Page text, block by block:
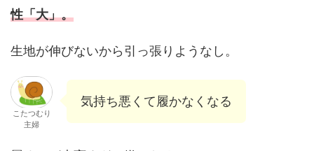
性「大」。
生地が伸びないから引っ張りようなし。
こたつむり
主婦
気持ち悪くて履かなくなる